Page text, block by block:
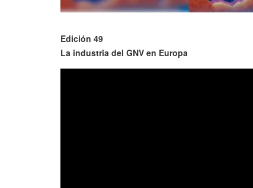
Edición 49
La industria del GNV en Europa